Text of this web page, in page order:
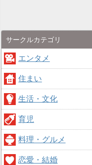
サークルカテゴリ
エンタメ
住まい
生活・文化
育児
料理・グルメ
恋愛・結婚